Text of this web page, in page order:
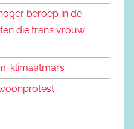
beroep in de
die trans vrouw
klimaatmars